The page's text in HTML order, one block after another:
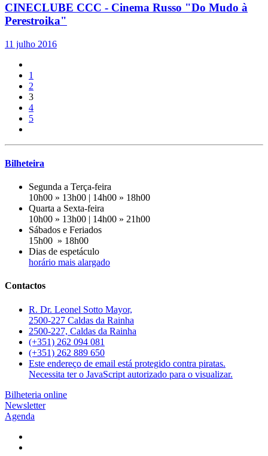
CINECLUBE CCC - Cinema Russo "Do Mudo à
Perestroika"
11 julho 2016
1
2
3
4
5
Bilheteira
Segunda a Terça-feira
10h00 » 13h00 | 14h00 » 18h00
Quarta a Sexta-feira
10h00 » 13h00 | 14h00 » 21h00
Sábados e Feriados
15h00 » 18h00
Dias de espetáculo
horário mais alargado
Contactos
R. Dr. Leonel Sotto Mayor,
2500-227 Caldas da Rainha
2500-227, Caldas da Rainha
(+351) 262 094 081
(+351) 262 889 650
Este endereço de email está protegido contra piratas.
Necessita ter o JavaScript autorizado para o visualizar.
Bilheteria online
Newsletter
Agenda